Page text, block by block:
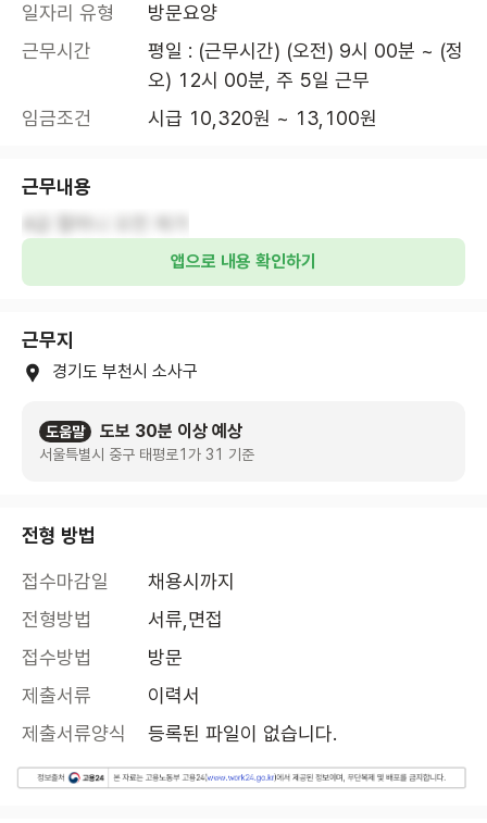
일자리 유형
방문요양
근무시간
평일 : (근무시간) (오전) 9시 00분 ~ (정
오) 12시 00분, 주 5일 근무
임금조건
시급 10,320원 ~ 13,100원
근무내용
앱으로 내용 확인하기
근무지
경기도 부천시 소사구
도움말 도보 30분 이상 예상
서울특별시 중구 태평로1가 31 기준
전형 방법
접수마감일
채용시까지
전형방법
서류,면접
접수방법
방문
제출서류
이력서
제출서류양식
등록된 파일이 없습니다.